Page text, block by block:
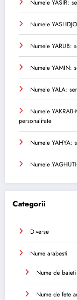
Numele YASIR:
Numele
Numele YARUB:
Numele YAMIN:
Numele YALA:
Numele
personalitate
Numele YAHYA:
Numele
Categorii
Diverse
Nume arabesti
Nume de
Nume de fete